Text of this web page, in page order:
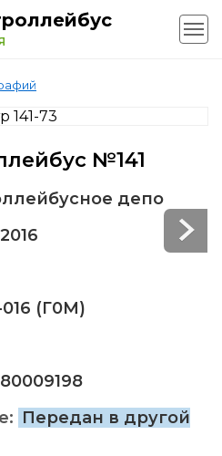
№141
депо
(Г0М)
80009198
Передан в другой